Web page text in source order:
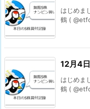
はじめま
鶴 (
12月4
はじめま
鶴 (